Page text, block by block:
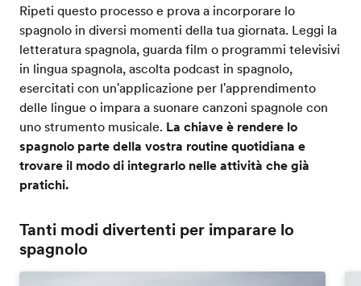
Ripeti questo processo e prova a incorporare lo
spagnolo in diversi momenti della tua giornata. Leggi la
letteratura spagnola, guarda film o programmi televisivi
in lingua spagnola, ascolta podcast in spagnolo,
esercitati con un'applicazione per l'apprendimento
delle lingue o impara a suonare canzoni spagnole con
uno strumento musicale. La chiave è rendere lo
spagnolo parte della vostra routine quotidiana e
trovare il modo di integrarlo nelle attività che già
pratichi.
Tanti modi divertenti per imparare lo
spagnolo